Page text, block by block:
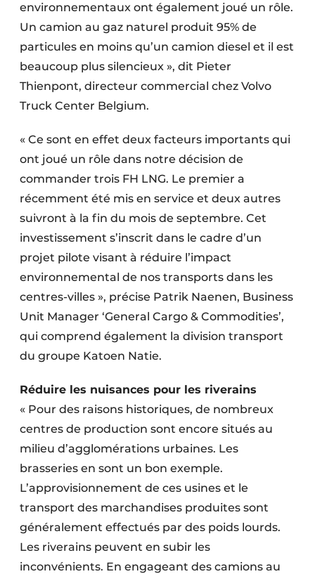
Rénovation
Sécurité incendie
Software
Travaux ferroviaires
environnementaux ont également joué un rôle.
Un camion au gaz naturel produit 95% de
particules en moins qu’un camion diesel et il est
beaucoup plus silencieux », dit Pieter
Thienpont, directeur commercial chez Volvo
Truck Center Belgium.
« Ce sont en effet deux facteurs importants qui
ont joué un rôle dans notre décision de
commander trois FH LNG. Le premier a
récemment été mis en service et deux autres
suivront à la fin du mois de septembre. Cet
investissement s’inscrit dans le cadre d’un
projet pilote visant à réduire l’impact
environnemental de nos transports dans les
centres-villes », précise Patrik Naenen, Business
Unit Manager ‘General Cargo & Commodities’,
qui comprend également la division transport
du groupe Katoen Natie.
Réduire les nuisances pour les riverains
« Pour des raisons historiques, de nombreux
centres de production sont encore situés au
milieu d’agglomérations urbaines. Les
brasseries en sont un bon exemple.
L’approvisionnement de ces usines et le
transport des marchandises produites sont
généralement effectués par des poids lourds.
Les riverains peuvent en subir les
inconvénients. En engageant des camions au